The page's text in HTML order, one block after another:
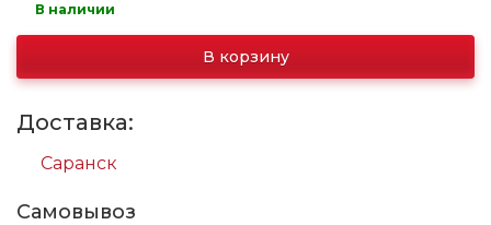
В наличии
В корзину
Доставка:
Саранск
Самовывоз